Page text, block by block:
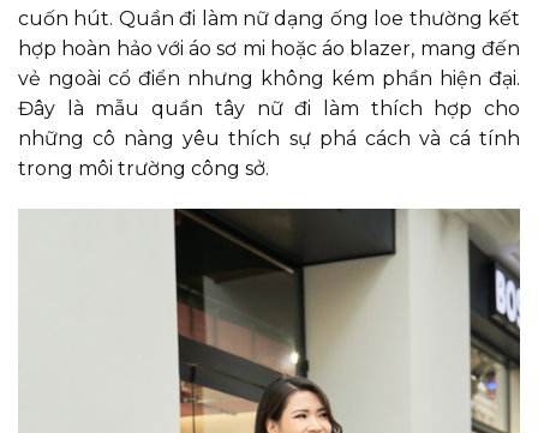
cuốn hút. Quần đi làm nữ dạng ống loe thường kết
hợp hoàn hảo với áo sơ mi hoặc áo blazer, mang đến
vẻ ngoài cổ điển nhưng không kém phần hiện đại.
Đây là mẫu quần tây nữ đi làm thích hợp cho
những cô nàng yêu thích sự phá cách và cá tính
trong môi trường công sở.